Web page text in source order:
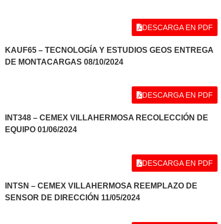
DESCARGA EN PDF
KAUF65 – TECNOLOGÍA Y ESTUDIOS GEOS ENTREGA
DE MONTACARGAS 08/10/2024
DESCARGA EN PDF
INT348 – CEMEX VILLAHERMOSA RECOLECCIÓN DE
EQUIPO 01/06/2024
DESCARGA EN PDF
INTSN – CEMEX VILLAHERMOSA REEMPLAZO DE
SENSOR DE DIRECCIÓN 11/05/2024